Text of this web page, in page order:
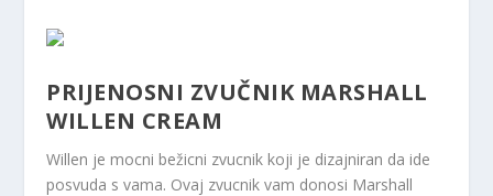
PRIJENOSNI ZVUČNIK MARSHALL
WILLEN CREAM
Willen je mocni bežicni zvucnik koji je dizajniran da ide
posvuda s vama. Ovaj zvucnik vam donosi Marshall